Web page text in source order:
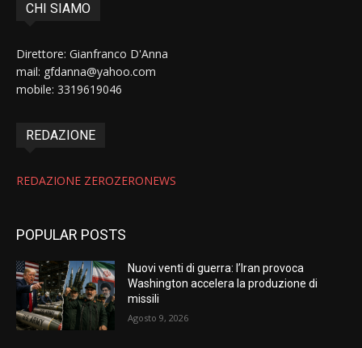
CHI SIAMO
Direttore: Gianfranco D'Anna
mail: gfdanna@yahoo.com
mobile: 3319619046
REDAZIONE
REDAZIONE ZEROZERONEWS
POPULAR POSTS
Nuovi venti di guerra: l’Iran provoca
Washington accelera la produzione di
missili
Agosto 9, 2026